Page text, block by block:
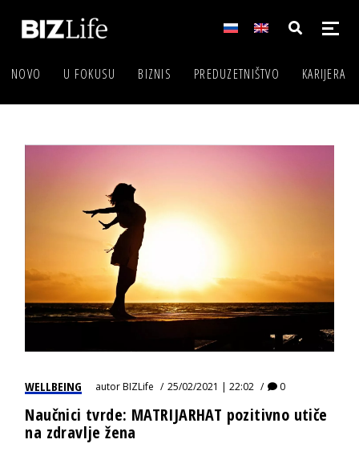
NOVO U FOKUSU BIZNIS PREDUZETNIŠTVO KARIJERA
WELLBEING autorBIZLife 25/02/2021 | 22:02 0
Naučnici tvrde: MATRIJARHAT pozitivno utiče
na zdravlje žena